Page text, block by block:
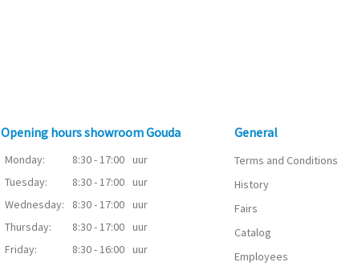
Opening hours showroom Gouda
Monday: 8:30 - 17:00 uur
Tuesday:
8:30 - 17:00 uur
Wednesday:
8:30 - 17:00 uur
Thursday:
8:30 - 17:00 uur
Friday:
8:30 - 16:00 uur
General
Terms and Conditions
History
Fairs
Catalog
Employees